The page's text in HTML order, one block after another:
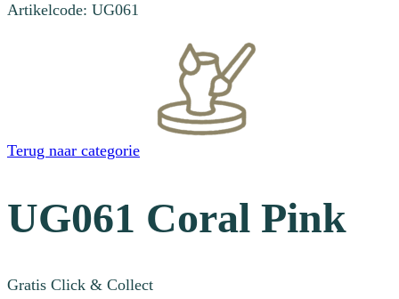
Artikelcode: UG061
Terug naar categorie
UG061 Coral Pink
Gratis Click & Collect